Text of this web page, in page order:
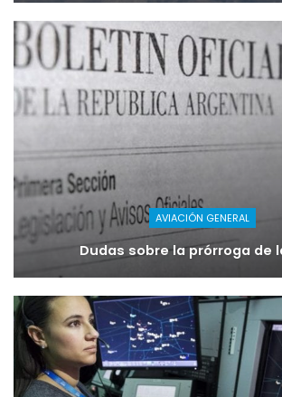
AVIACIÓN GENERAL
Dudas sobre la prórroga de